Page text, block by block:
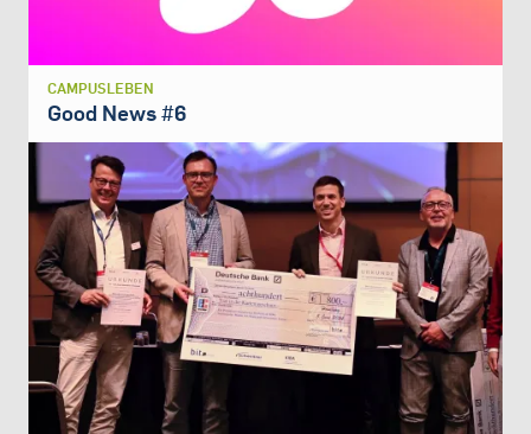
CAMPUSLEBEN
Good News #6